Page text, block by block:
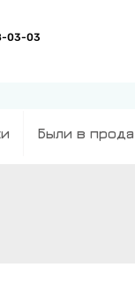
Были в